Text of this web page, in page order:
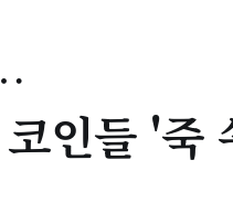
인들 '죽